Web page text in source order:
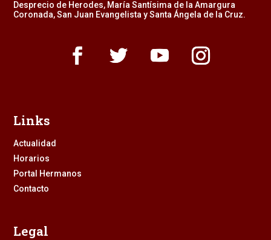
Desprecio de Herodes, María Santísima de la Amargura
Coronada, San Juan Evangelista y Santa Ángela de la Cruz.
Links
Actualidad
Horarios
Portal Hermanos
Contacto
Legal